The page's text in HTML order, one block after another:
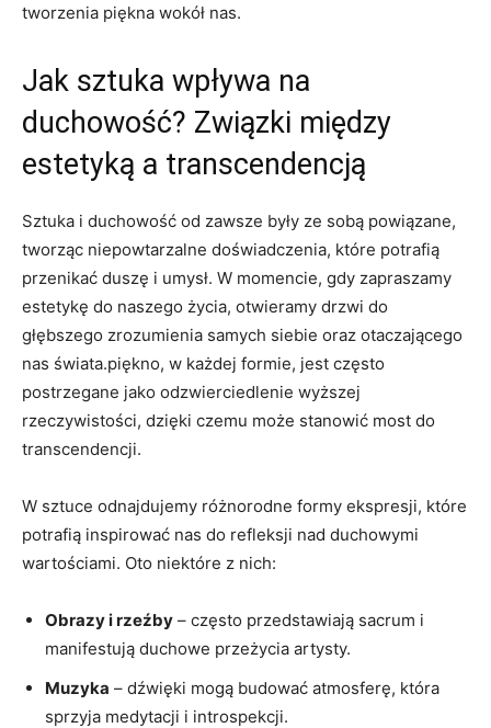
tworzenia piękna wokół nas.
Jak sztuka wpływa na
duchowość? Związki między
estetyką a transcendencją
Sztuka i duchowość od zawsze były ze sobą powiązane,
tworząc niepowtarzalne doświadczenia, które potrafią
przenikać duszę i umysł. W momencie, gdy zapraszamy
estetykę do naszego życia, otwieramy drzwi do
głębszego zrozumienia samych siebie oraz otaczającego
nas świata.piękno, w każdej formie, jest często
postrzegane jako odzwierciedlenie wyższej
rzeczywistości, dzięki czemu może stanowić most do
transcendencji.
W sztuce odnajdujemy różnorodne formy ekspresji, które
potrafią inspirować nas do refleksji nad duchowymi
wartościami. Oto niektóre z nich:
Obrazy i rzeźby – często przedstawiają sacrum i
manifestują duchowe przeżycia artysty.
Muzyka – dźwięki mogą budować atmosferę, która
sprzyja medytacji i introspekcji.